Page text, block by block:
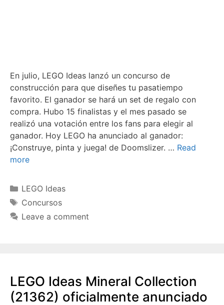
En julio, LEGO Ideas lanzó un concurso de
construcción para que diseñes tu pasatiempo
favorito. El ganador se hará un set de regalo con
compra. Hubo 15 finalistas y el mes pasado se
realizó una votación entre los fans para elegir al
ganador. Hoy LEGO ha anunciado al ganador:
¡Construye, pinta y juega! de Doomslizer. … Read
more
Categories
LEGO Ideas
Tags
Concursos
Leave a comment
LEGO Ideas Mineral Collection
(21362) oficialmente anunciado